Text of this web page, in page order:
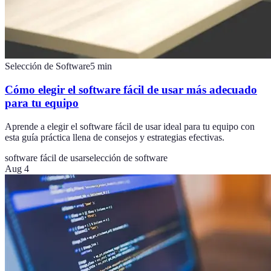
Selección de Software5 min
Cómo elegir el software fácil de usar más adecuado
para tu equipo
Aprende a elegir el software fácil de usar ideal para tu equipo con
esta guía práctica llena de consejos y estrategias efectivas.
software fácil de usarselección de software
Aug 4